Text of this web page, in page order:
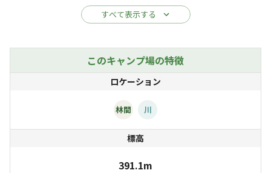
・トレーラーハウス＆デッキ【AIRSTREAM】
・【玄人向け】リバーサイドキャンプ
トレーラーハウス・タイニーハウスなど、オートキャンプ
（モデルコース)
あきる野(日の出)IC→いなげやで薪・BBQ等食材・お酒調
達（→松村精肉店で秋川牛BBQセット購入）→かなかな
すべて表示する
このキャンプ場の特徴
ロケーション
林間 川
標高
391.1m